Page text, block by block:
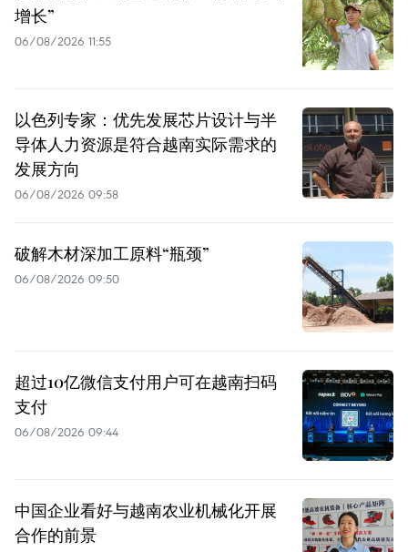
增长”
06/08/2026 11:55
以色列专家：优先发展芯片设计与半
导体人力资源是符合越南实际需求的
发展方向
06/08/2026 09:58
破解木材深加工原料“瓶颈”
06/08/2026 09:50
超过10亿微信支付用户可在越南扫码
支付
06/08/2026 09:44
中国企业看好与越南农业机械化开展
合作的前景